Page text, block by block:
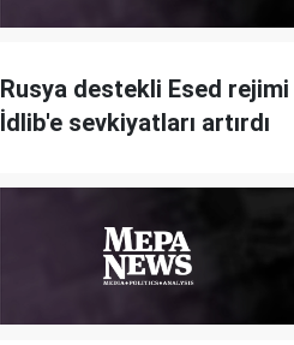
Rusya destekli Esed rejimi
İdlib'e sevkiyatları artırdı